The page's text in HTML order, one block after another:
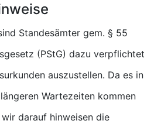
Standesämter gem. § 55
(PStG) dazu verpflichtet
auszustellen. Da es in
Wartezeiten kommen
darauf hinweisen die